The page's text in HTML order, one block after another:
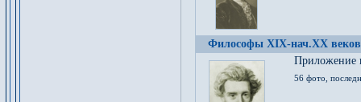
Философы XIX-нач.XX веков
Приложение
56 фото,